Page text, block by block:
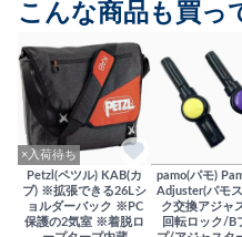
こんな商品も買っ
×入荷待ち
Petzl(ペツル) KAB(カ
ブ) ※拡張できる26Lシ
ョルダーバック ※PC
保護の2気室 ※着脱ロ
pamo(パモ)
Adjuster(パモ
ク交換アジャ
回転ロック/B